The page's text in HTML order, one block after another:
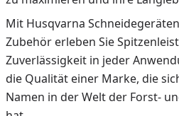
Mit Husqvarna
Zubehör erleben Sie
Zuverlässigkeit in jeder
die Qualität einer Marke, die
Namen in der Welt der Forst-